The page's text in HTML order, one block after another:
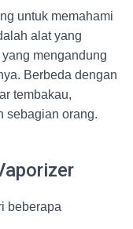
untuk memahami
alat yang
mengandung
Berbeda dengan
tembakau,
sebagian orang.
beberapa